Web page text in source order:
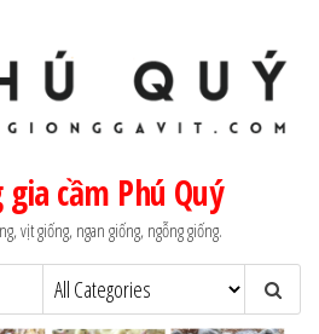
cầm Phú Quý
vịt giống, ngan giống, ngỗng giống.